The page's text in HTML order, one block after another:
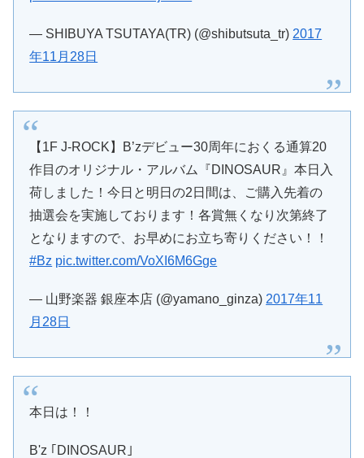
— SHIBUYA TSUTAYA(TR) (@shibutsuta_tr) 2017
年11月28日
【1F J-ROCK】B’zデビュー30周年におくる通算20
作目のオリジナル・アルバム『DINOSAUR』本日入
荷しました！今日と明日の2日間は、ご購入先着の
抽選会を実施しております！各賞無くなり次第終了
となりますので、お早めにお立ち寄りください！！
#Bz pic.twitter.com/VoXI6M6Gge
— 山野楽器 銀座本店 (@yamano_ginza) 2017年11
月28日
本日は！！
B'z ｢DINOSAUR｣